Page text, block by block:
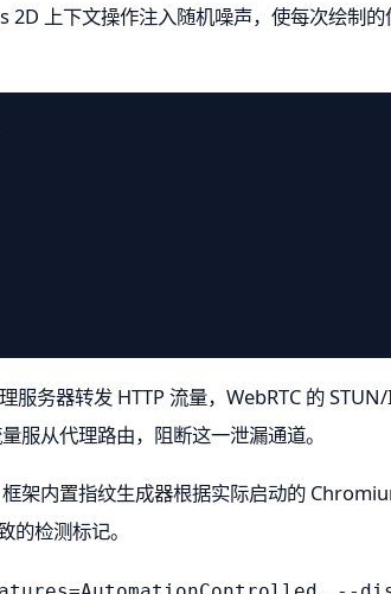
2D 上下文操作注入随机噪声，使每次绘制
务器转发 HTTP 流量，WebRTC 的
服从代理路由，阻断这一泄漏通道。
架内置指纹生成器根据实际启动的
检测标记。